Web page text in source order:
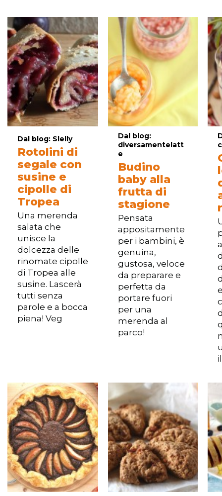
Dal blog: Slelly
Rotolini di
segale con
susine e
cipolle di
Tropea
Una merenda
salata che
unisce la
dolcezza delle
rinomate cipolle
di Tropea alle
susine. Lascerà
tutti senza
parole e a bocca
piena! Veg
Dal blog:
diversamentelatt
e
Budino
baby alla
frutta di
stagione
Pensata
appositamente
per i bambini, è
genuina,
gustosa, veloce
da preparare e
perfetta da
portare fuori
per una
merenda al
parco!